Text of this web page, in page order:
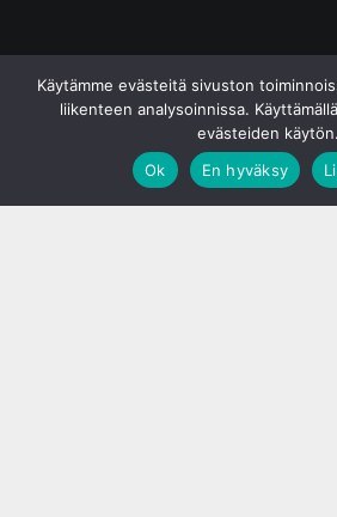
Käytämme evästeitä sivuston
liikenteen analysoinnissa.
evästeiden käytön.
Ok
En hyväksy